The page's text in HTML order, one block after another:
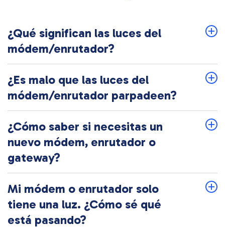
¿Qué significan las luces del
módem/enrutador?
¿Es malo que las luces del
módem/enrutador parpadeen?
¿Cómo saber si necesitas un
nuevo módem, enrutador o
gateway?
Mi módem o enrutador solo
tiene una luz. ¿Cómo sé qué
está pasando?